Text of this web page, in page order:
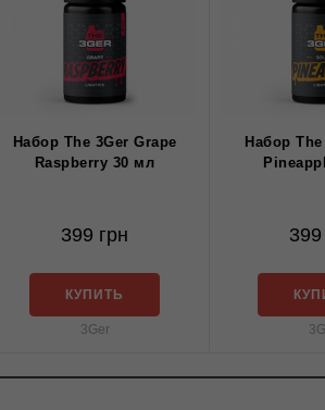
Набор The 3Ger Grape
Raspberry 30 мл
399 грн
КУПИТЬ
3Ger
Набор
399